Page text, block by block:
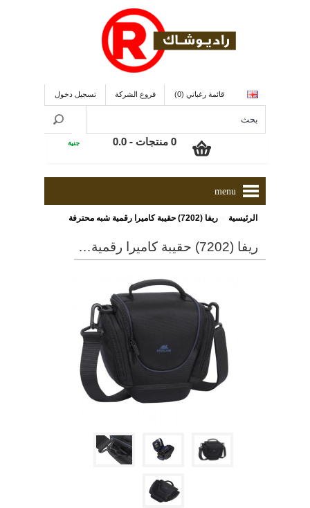
قائمة رغباتي (0) فروع الشركة تسجيل دخول
0 منتجات - 0.0 جنية
menu
الرئيسية ريفا (7202) حقيبة كاميرا رقمية شبه محترفة ومزودة بجيوب جانبية, ذو لون أسود
ريفا (7202) حقيبة كاميرا رقمية شبه محترفة ومزودة بجيوب جانبية, ذو لون أسود